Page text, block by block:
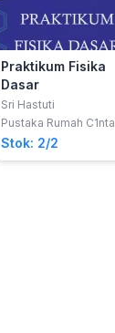
Praktikum Fisika
Dasar
Sri Hastuti
Pustaka Rumah C1nta
Stok: 2/2